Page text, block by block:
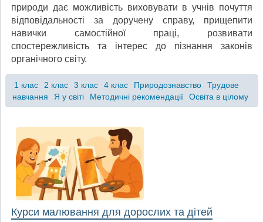
природи дає можливість виховувати в учнів почуття
відповідальності за доручену справу, прищепити
навички самостійної праці, розвивати
спостережливість та інтерес до пізнання законів
органічного світу.
1 клас 2 клас 3 клас 4 клас Природознавство
Трудове
навчання
Я у світі Методичні рекомендації Освіта в цілому
Курси малювання для дорослих та дітей